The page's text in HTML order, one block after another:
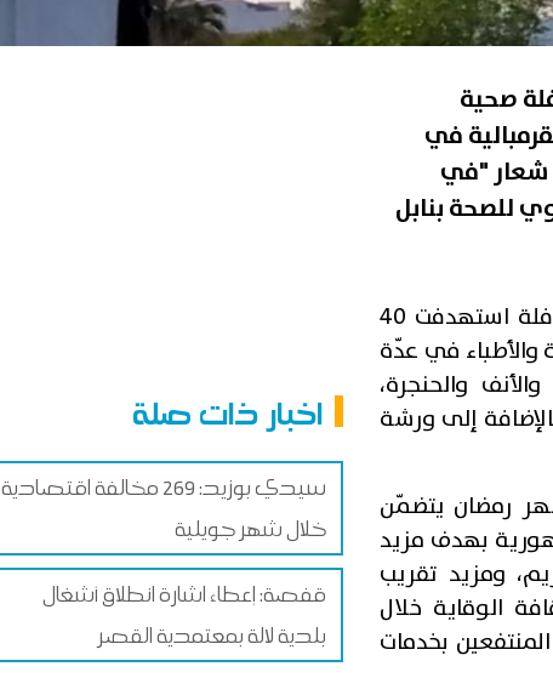
اخبار ذات صلة
سيدي بوزيد: 269 مخالفة اقتصادية
خلال شهر جويلية
قفصة: إعطاء اشارة انطلاق أشغال
بلدية لالة بمعتمدية القصر
صحية
في
شعار "في
للصحة بنابل
وأوضح بودوارة، في تصريح لوكالة تونس إفريقيا للأنباء، أن القافلة استهدفت 40
والأطباء في عدّة
والحنجرة،
إلى ورشة
رمضان يتضمّن
الجمهورية بهدف مزيد
ومزيد تقريب
الوقاية خلال
بخدمات